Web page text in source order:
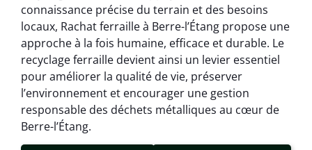
connaissance précise du terrain et des besoins
locaux, Rachat ferraille à Berre-l’Étang propose une
approche à la fois humaine, efficace et durable. Le
recyclage ferraille devient ainsi un levier essentiel
pour améliorer la qualité de vie, préserver
l’environnement et encourager une gestion
responsable des déchets métalliques au cœur de
Berre-l’Étang.